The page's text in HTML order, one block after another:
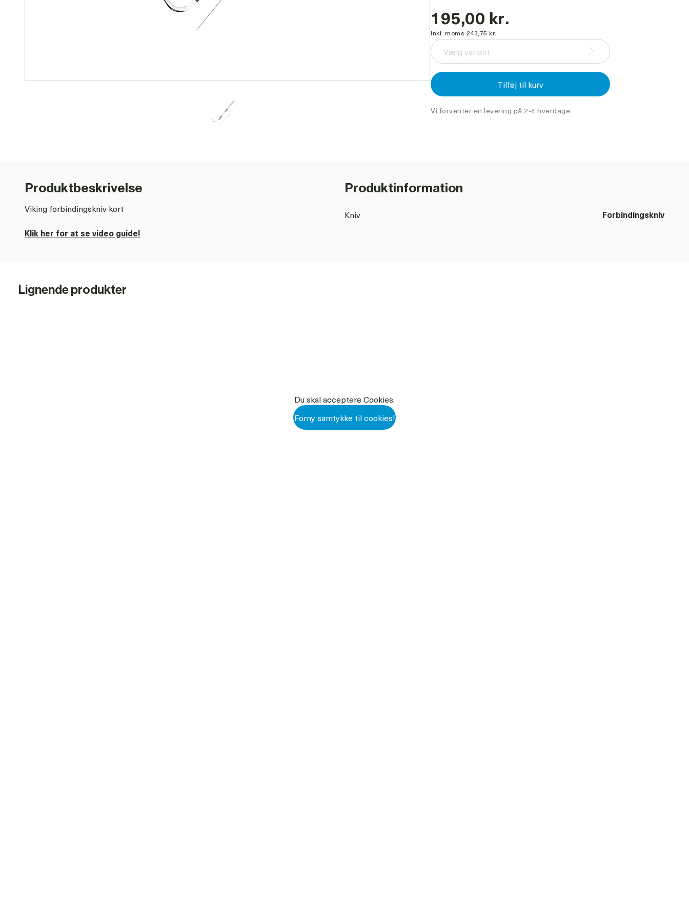
195,00 kr.
Inkl. moms 243,75 kr.
Vælg variant
Tilføj til kurv
Vi forventer en levering på 2-4 hverdage
Produktbeskrivelse
Viking forbindingskniv kort
Klik her for at se video guide!
Længde incl. kniv: 55 cm
Produktinformation
Kniv Forbindingskniv
Lignende produkter
Du skal acceptere Cookies.
Forny samtykke til cookies!